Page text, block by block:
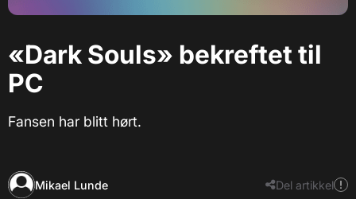
«Dark Souls» bekreftet til
PC
Fansen har blitt hørt.
Mikael Lunde Del artikkel